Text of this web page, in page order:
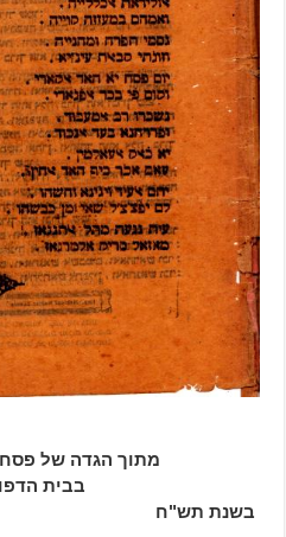
מתוך הגדה של
בבית הדפוס של
בשנת